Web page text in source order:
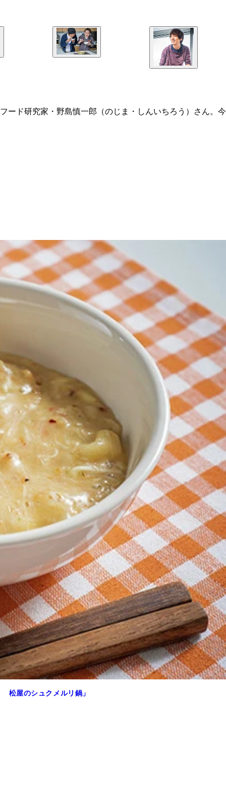
すようにして立てよう。なんともバカっぽい見た目がた
。そのままの容器ではレンチンできないので気をつける
ンチンする。お好みの野菜や具材を入れて鍋で煮込んで
まうほどウマい！ 味噌ヌードルのポテンシャルの高さを
ド研究家・野島慎一郎（のじま・しんいちろう）さん。今
松屋のシュクメルリ鍋」